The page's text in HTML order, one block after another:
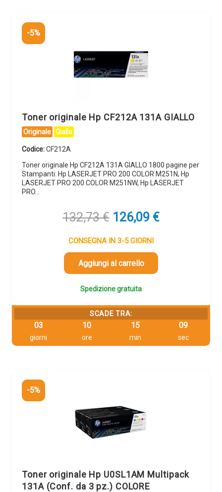
-5%
Toner originale Hp CF212A 131A GIALLO
Originale Giallo
Codice:CF212A
Toner originale Hp CF212A 131A GIALLO 1800 pagine per
Stampanti: Hp LASERJET PRO 200 COLOR M251N, Hp
LASERJET PRO 200 COLOR M251NW, Hp LASERJET
PRO…
132,73€ Il
originale
era:
132,73 €.
126,09 €Il
CONSEGNA IN 3-5 GIORNI
Aggiungi al carrello
Spedizione gratuita
SCADE TRA:
03
giorni
10
ore
15
min
09
sec
-5%
Toner originale Hp U0SL1AM Multipack
131A (Conf. da 3 pz.) COLORE